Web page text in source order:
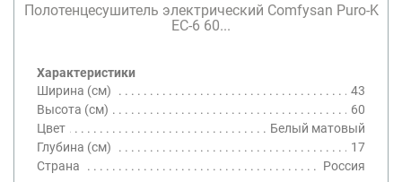
Полотенцесушитель электрический Comfysan Puro-K
EC-6 60...
Характеристики
Ширина (см)
43
Высота (см)
60
Цвет
Белый матовый
Глубина (см)
17
Страна
Россия